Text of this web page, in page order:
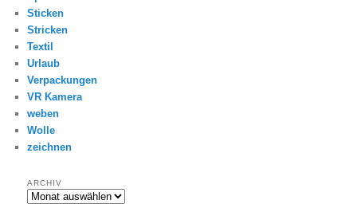
Sticken
Stricken
Textil
Urlaub
Verpackungen
VR Kamera
weben
Wolle
zeichnen
ARCHIV
Archiv